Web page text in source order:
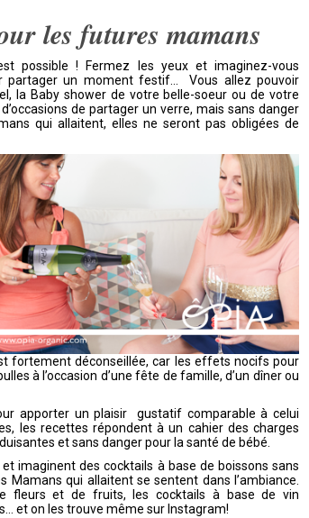
les futures mamans
possible ! Fermez les yeux et imaginez-vous
partager un moment festif… Vous allez pouvoir
la Baby shower de votre belle-soeur ou de votre
de partager un verre, mais sans danger
qui allaitent, elles ne seront pas obligées de
fortement déconseillée, car les effets nocifs pour
à l’occasion d’une fête de famille, d’un dîner ou
apporter un plaisir gustatif comparable à celui
les recettes répondent à un cahier des charges
et sans danger pour la santé de bébé.
imaginent des cocktails à base de boissons sans
Mamans qui allaitent se sentent dans l’ambiance.
fleurs et de fruits, les cocktails à base de vin
et on les trouve même sur Instagram!